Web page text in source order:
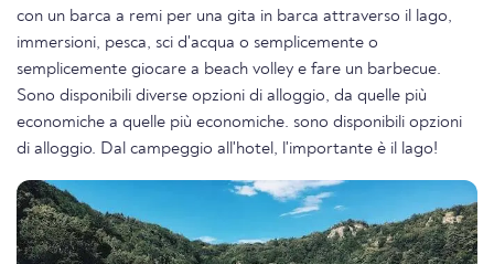
con un barca a remi per una gita in barca attraverso il lago,
immersioni, pesca, sci d'acqua o semplicemente o
semplicemente giocare a beach volley e fare un barbecue.
Sono disponibili diverse opzioni di alloggio, da quelle più
economiche a quelle più economiche. sono disponibili opzioni
di alloggio. Dal campeggio all'hotel, l'importante è il lago!